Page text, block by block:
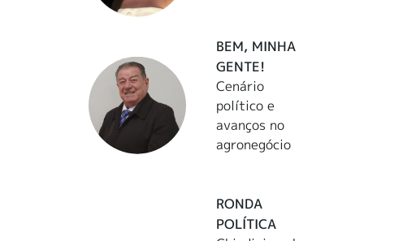
BEM, MINHA
GENTE!
Cenário
político e
avanços no
agronegócio
RONDA
POLÍTICA